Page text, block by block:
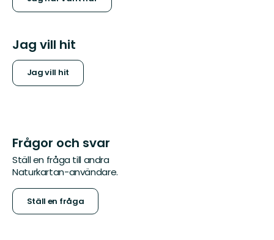
Jag vill hit
Jag vill hit
Frågor och svar
Ställ en fråga till andra
Naturkartan-användare.
Ställ en fråga